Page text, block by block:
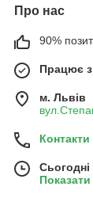
Про нас
90%
Працює з
м. Львів
Контакти